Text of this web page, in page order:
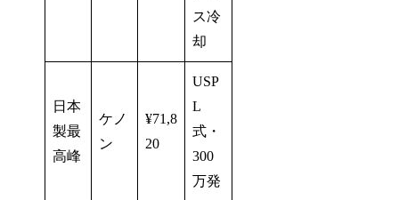
ス冷
却
日本
製最
高峰
ケノ
ン
¥71,8
20
USP
L
式・
300
万発